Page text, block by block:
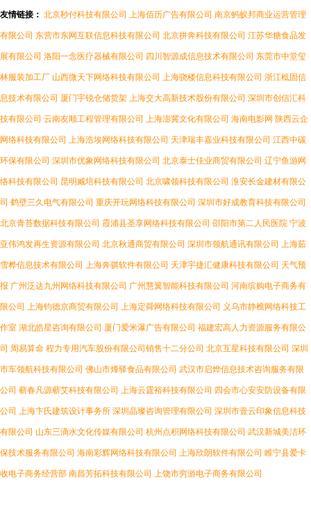
友情链接： 北京秒付科技有限公司 上海佰历广告有限公司 南京蚂蚁邦商业运营管理
有限公司 东营市东网互联信息科技有限公司 北京拼奔科技有限公司 江苏华糖食品发
展有限公司 洛阳一念医疗器械有限公司 四川智源成信息技术有限公司 东莞市中堂玺
林服装加工厂 山西微天下网络科技有限公司 上海骁楼信息科技有限公司 浙江柢固信
息技术有限公司 厦门宇锐仓储货架 上海交大高新技术股份有限公司 深圳市创信汇科
技有限公司 云南友顺工程管理有限公司 上海澎冀文化有限公司 海南电影网 陕西云企
网络科技有限公司 上海浩埃网络科技有限公司 天津瑞丰嘉业科技有限公司 江西中碳
环保有限公司 深圳市优象网络科技有限公司 北京泰士佳业商贸有限公司 辽宁鱼游网
络科技有限公司 昆明臧培科技有限公司 北京啸领科技有限公司 淮安长金建材有限公
司 鹤壁三久电气有限公司 重庆开玩网络科技有限公司 深圳市好成教育科技有限公司
北京青苔数据科技有限公司 霞浦县圣享网络科技有限公司 邵阳市第二人民医院 宁波
亚伟鸿发再生资源有限公司 北京秋通商贸有限公司 深圳市领航通讯有限公司 上海茹
雪桦信息技术有限公司 上海奔骐软件有限公司 天津宇捷汇健康科技有限公司 天气预
报 广州泛达九州网络科技有限公司 广州慧翼智能科技有限公司 河南缤购电子商务有
限公司 上海钧德京商贸有限公司 上海定舜网络科技有限公司 义乌市静樵网络科技工
作室 湖北皓星咨询有限公司 厦门爱米瀑广告有限公司 福建宏高人力资源服务有限公
司 周易算命 程力专用汽车股份有限公司销售十二分公司 北京互星科技有限公司 深圳
市车领航科技有限公司 佛山市烽驿食品有限公司 武汉市启烨信息技术咨询服务有限
公司 蕲春凡源蕲艾科技有限公司 上海云霆裕科技有限公司 四会市心安安防设备有限
公司 上海卞氏建筑设计事务所 深圳晶璨咨询管理有限公司 深圳市壹云印象信息科技
有限公司 山东三滴水文化传媒有限公司 杭州点积网络科技有限公司 武汉新城美洁环
保技术服务有限公司 海南彩辉网络科技有限公司 上海欣朗软件有限公司 睢宁县爱卡
收电子商务经营部 南昌芳拓科技有限公司 上饶市穷游电子商务有限公司